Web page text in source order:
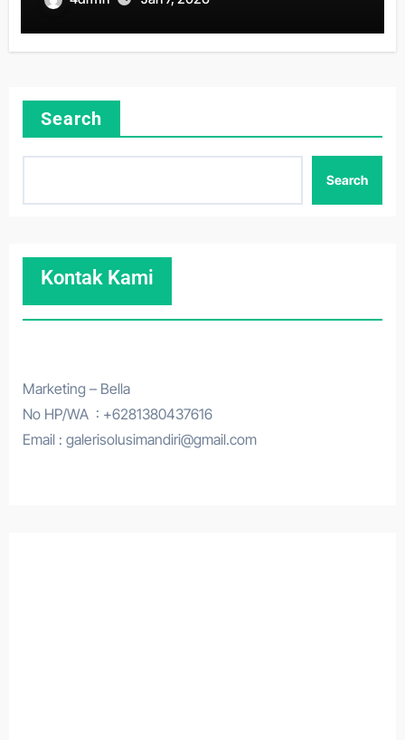
Search
Search
Kontak Kami
Marketing – Bella
No HP/WA : +6281380437616
Email : galerisolusimandiri@gmail.com